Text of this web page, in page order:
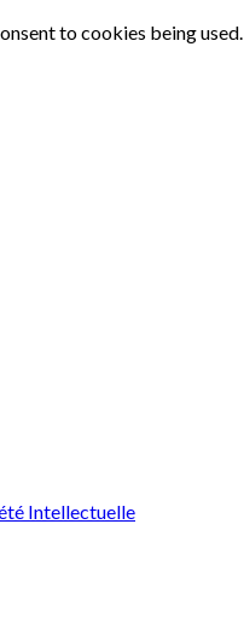
to cookies being used.